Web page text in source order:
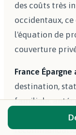
des coûts très
occidentaux,
l'équation de
couverture
France
destination,
familiale,
patrimoniaux.